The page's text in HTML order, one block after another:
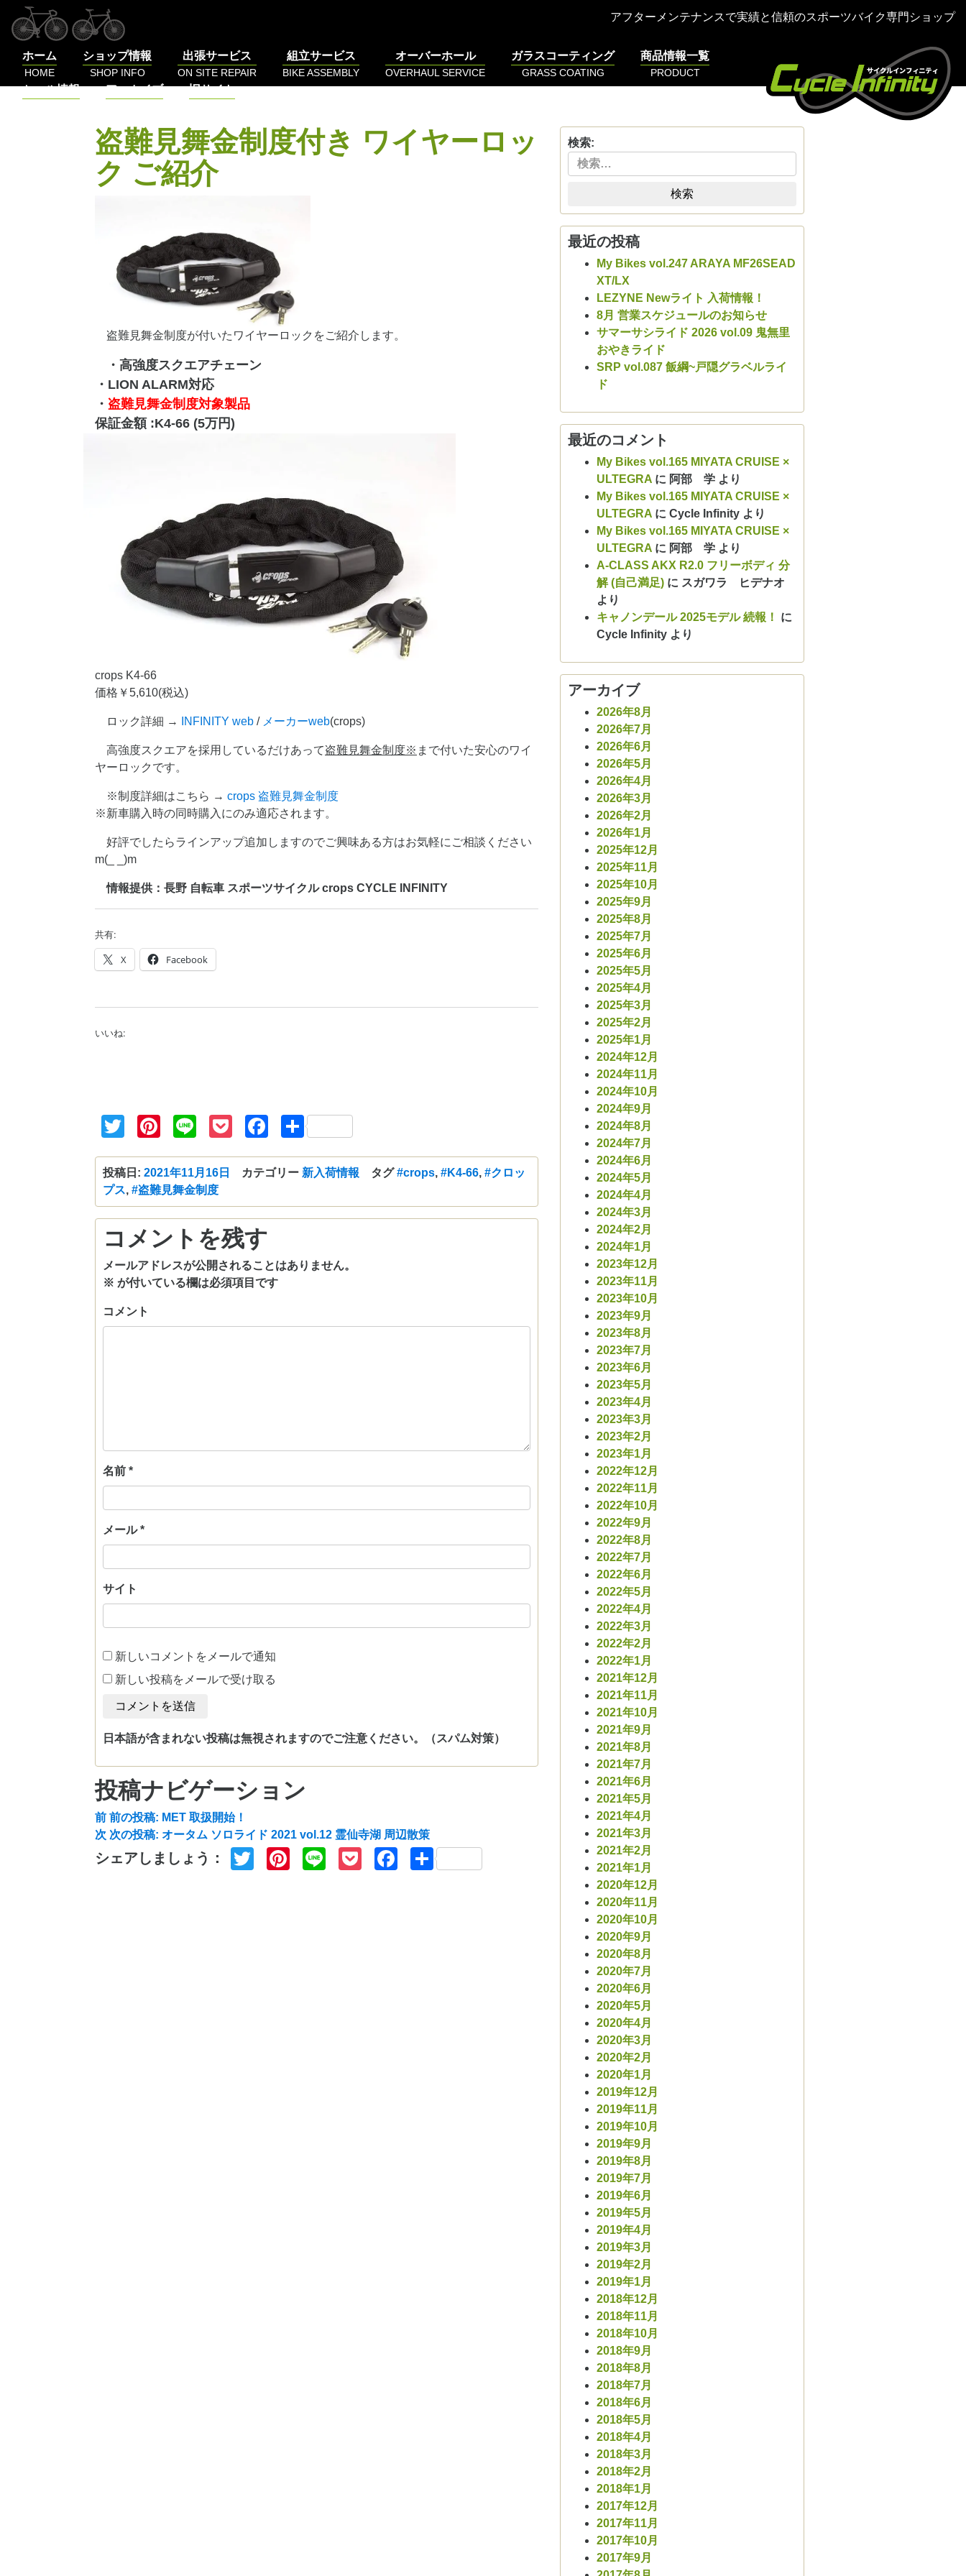
アフターメンテナンスで実績と信頼のスポーツバイク専門ショップ
ホーム
HOME
ショップ情報
SHOP INFO
出張サービス
ON SITE REPAIR
組立サービス
BIKE ASSEMBLY
オーバーホール
OVERHAUL SERVICE
ガラスコーティング
GRASS COATING
商品情報一覧
PRODUCT
セール情報 アーカイブ 旧サイト
盗難見舞金制度付き ワイヤーロッ
ク ご紹介
盗難見舞金制度が付いたワイヤーロックをご紹介します。
・高強度スクエアチェーン
​・LION ALARM対応
・ 盗難見舞金制度対象製品
保証金額 :K4-66 (5万円)
crops K4-66
価格￥5,610(税込)
ロック詳細 → INFINITY web / メーカーweb(crops)
高強度スクエアを採用しているだけあって盗難見舞金制度※ まで付いた安心のワイ
ヤーロックです。
※制度詳細はこちら → crops 盗難見舞金制度
※新車購入時の同時購入にのみ適応されます。
好評でしたらラインアップ追加しますのでご興味ある方はお気軽にご相談ください
m(_ _)m
情報提供：長野 自転車 スポーツサイクル crops CYCLE INFINITY
共有:
X Facebook
いいね:
TwitterPinterest
Line PocketFacebook
共
投稿日: 2021年11月16日 カテゴリー 新入荷情報 タグ#crops, #K4-66, #クロッ
プス, #盗難見舞金制度
コメントを残す
メールアドレスが公開されることはありません。
※ が付いている欄は必須項目です
コメント
名前 *
メール *
サイト
新しいコメントをメールで通知
新しい投稿をメールで受け取る
日本語が含まれない投稿は無視されますのでご注意ください。（スパム対策）
投稿ナビゲーション
前 前の投稿: MET 取扱開始！
次 次の投稿: オータム ソロライド 2021 vol.12 霊仙寺湖 周辺散策
シェアしましょう： TwitterPinterest
Line PocketFacebook
共
検索:
検索
最近の投稿
My Bikes vol.247 ARAYA MF26SEAD
XT/LX
LEZYNE Newライト 入荷情報！
8月 営業スケジュールのお知らせ
サマーサシライド 2026 vol.09 鬼無里
おやきライド
SRP vol.087 飯綱~戸隠グラベルライ
ド
最近のコメント
My Bikes vol.165 MIYATA CRUISE ×
ULTEGRA に 阿部 学 より
My Bikes vol.165 MIYATA CRUISE ×
ULTEGRA にCycle Infinity より
My Bikes vol.165 MIYATA CRUISE ×
ULTEGRA に 阿部 学 より
A-CLASS AKX R2.0 フリーボディ 分
解 (自己満足) に スガワラ ヒデナオ
より
キャノンデール 2025モデル 続報！
に
Cycle Infinity より
アーカイブ
2026年8月
2026年7月
2026年6月
2026年5月
2026年4月
2026年3月
2026年2月
2026年1月
2025年12月
2025年11月
2025年10月
2025年9月
2025年8月
2025年7月
2025年6月
2025年5月
2025年4月
2025年3月
2025年2月
2025年1月
2024年12月
2024年11月
2024年10月
2024年9月
2024年8月
2024年7月
2024年6月
2024年5月
2024年4月
2024年3月
2024年2月
2024年1月
2023年12月
2023年11月
2023年10月
2023年9月
2023年8月
2023年7月
2023年6月
2023年5月
2023年4月
2023年3月
2023年2月
2023年1月
2022年12月
2022年11月
2022年10月
2022年9月
2022年8月
2022年7月
2022年6月
2022年5月
2022年4月
2022年3月
2022年2月
2022年1月
2021年12月
2021年11月
2021年10月
2021年9月
2021年8月
2021年7月
2021年6月
2021年5月
2021年4月
2021年3月
2021年2月
2021年1月
2020年12月
2020年11月
2020年10月
2020年9月
2020年8月
2020年7月
2020年6月
2020年5月
2020年4月
2020年3月
2020年2月
2020年1月
2019年12月
2019年11月
2019年10月
2019年9月
2019年8月
2019年7月
2019年6月
2019年5月
2019年4月
2019年3月
2019年2月
2019年1月
2018年12月
2018年11月
2018年10月
2018年9月
2018年8月
2018年7月
2018年6月
2018年5月
2018年4月
2018年3月
2018年2月
2018年1月
2017年12月
2017年11月
2017年10月
2017年9月